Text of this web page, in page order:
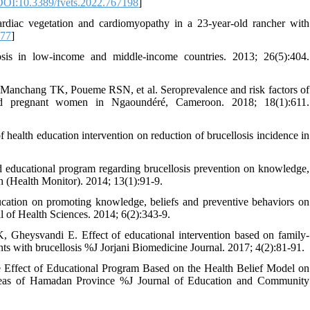
vegetation and cardiomyopathy in a 23‐year‐old rancher with
]
in low-income and middle-income countries. 2013; 26(5):404.
TK, Poueme RSN, et al. Seroprevalence and risk factors of
pregnant women in Ngaoundéré, Cameroon. 2018; 18(1):611.
education intervention on reduction of brucellosis incidence in
program regarding brucellosis prevention on knowledge,
(Health Monitor). 2014; 13(1):91-9.
on promoting knowledge, beliefs and preventive behaviors on
of Health Sciences. 2014; 6(2):343-9.
Gheysvandi E. Effect of educational intervention based on family-
with brucellosis %J Jorjani Biomedicine Journal. 2017; 4(2):81-91.
of Educational Program Based on the Health Belief Model on
of Hamadan Province %J Journal of Education and Community